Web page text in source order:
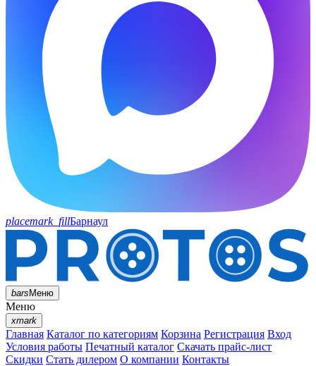
placemark_fillБарнаул
barsМеню
Меню
xmark
Главная Каталог по категориям Корзина Регистрация Вход
Условия работы Печатный каталог Скачать прайс-лист
Скидки Стать дилером О компании Контакты